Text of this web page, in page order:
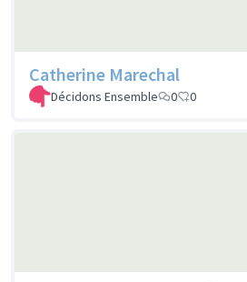
Catherine Marechal
Décidons Ensemble 0 0